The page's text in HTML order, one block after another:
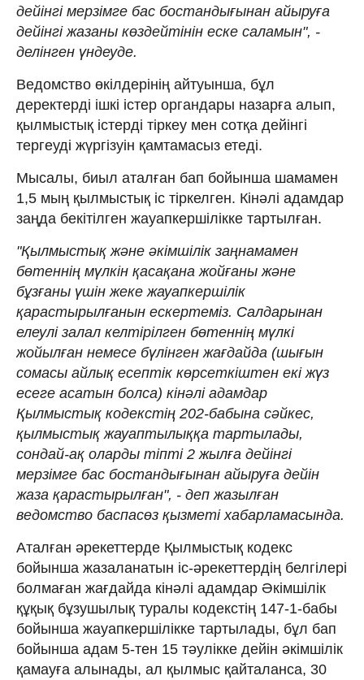
дейінгі мерзімге бас бостандығынан айыруға
дейінгі жазаны көздейтінін еске саламын", -
делінген үндеуде.
Ведомство өкілдерінің айтуынша, бұл
деректерді ішкі істер органдары назарға алып,
қылмыстық істерді тіркеу мен сотқа дейінгі
тергеуді жүргізуін қамтамасыз етеді.
Мысалы, биыл аталған бап бойынша шамамен
1,5 мың қылмыстық іс тіркелген. Кінәлі адамдар
заңда бекітілген жауапкершілікке тартылған.
"Қылмыстық және әкімшілік заңнамамен
бөтеннің мүлкін қасақана жойғаны және
бұзғаны үшін жеке жауапкершілік
қарастырылғанын ескертеміз. Салдарынан
елеулі залал келтірілген бөтеннің мүлкі
жойылған немесе бүлінген жағдайда (шығын
сомасы айлық есептік көрсеткіштен екі жүз
есеге асатын болса) кінәлі адамдар
Қылмыстық кодекстің 202-бабына сәйкес,
қылмыстық жауаптылыққа тартылады,
сондай-ақ оларды тіпті 2 жылға дейінгі
мерзімге бас бостандығынан айыруға дейін
жаза қарастырылған", - деп жазылған
ведомство баспасөз қызметі хабарламасында.
Аталған әрекеттерде Қылмыстық кодекс
бойынша жазаланатын іс-әрекеттердің белгілері
болмаған жағдайда кінәлі адамдар Әкімшілік
құқық бұзушылық туралы кодекстің 147-1-бабы
бойынша жауапкершілікке тартылады, бұл бап
бойынша адам 5-тен 15 тәулікке дейін әкімшілік
қамауға алынады, ал қылмыс қайталанса, 30